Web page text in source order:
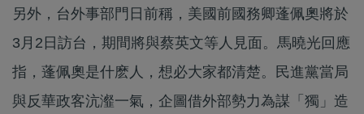
另外，台外事部門日前稱，美國前國務卿蓬佩奧將於
3月2日訪台，期間將與蔡英文等人見面。馬曉光回應
指，蓬佩奧是什麽人，想必大家都清楚。民進黨當局
與反華政客沆瀣一氣，企圖借外部勢力為謀「獨」造